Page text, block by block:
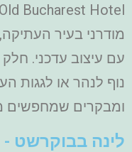
מודרני בעיר
עם עיצוב עדכני.
נוף לנהר או לגגות
ומבקרים שמחפשים
לינה בבוקרשט -